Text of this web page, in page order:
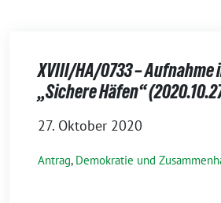
XVIII/HA/0733 – Aufnahme
„Sichere Häfen“
27. Oktober 2020
Antrag, Demokratie und